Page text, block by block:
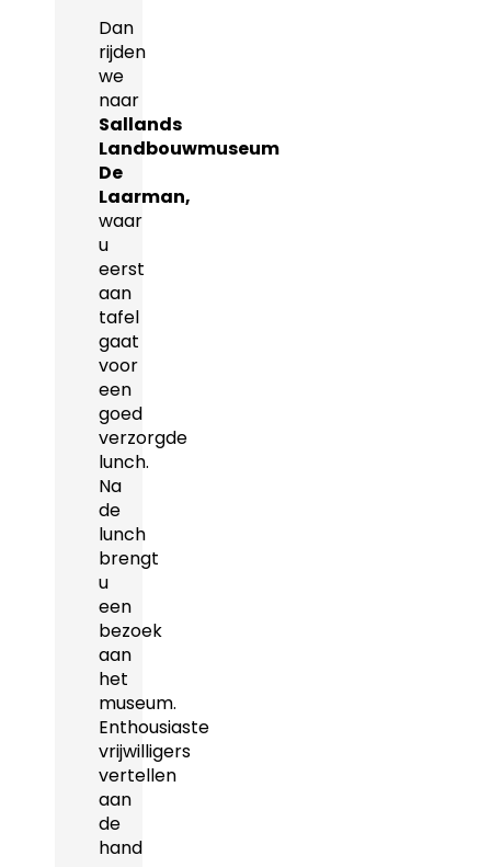
Dan
rijden
we
naar
Sallands
Landbouwmuseum
De
Laarman,
waar
u
eerst
aan
tafel
gaat
voor
een
goed
verzorgde
lunch.
Na
de
lunch
brengt
u
een
bezoek
aan
het
museum.
Enthousiaste
vrijwilligers
vertellen
aan
de
hand